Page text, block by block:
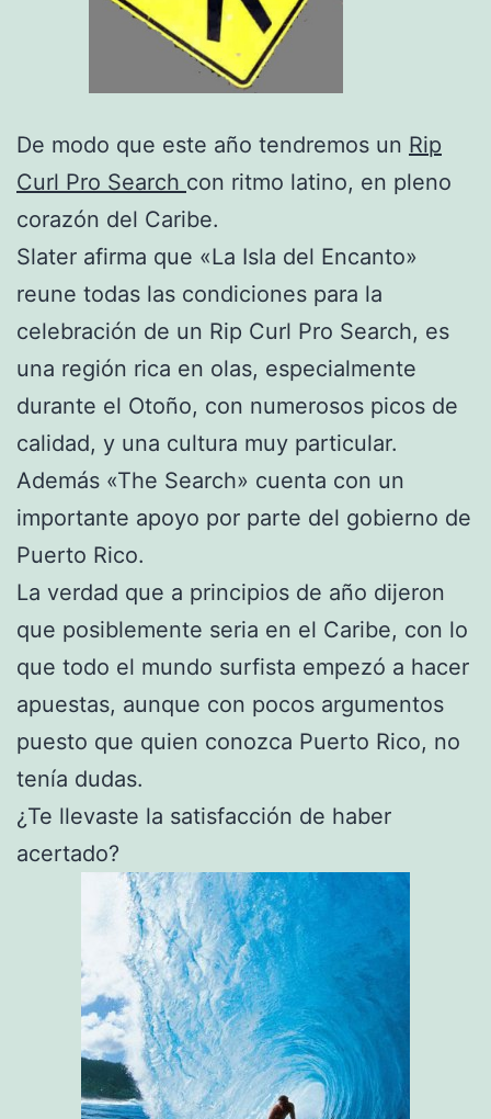
De modo que este año tendremos un Rip
Curl Pro Search con ritmo latino, en pleno
corazón del Caribe.
Slater afirma que «La Isla del Encanto»
reune todas las condiciones para la
celebración de un Rip Curl Pro Search, es
una región rica en olas, especialmente
durante el Otoño, con numerosos picos de
calidad, y una cultura muy particular.
Además «The Search» cuenta con un
importante apoyo por parte del gobierno de
Puerto Rico.
La verdad que a principios de año dijeron
que posiblemente seria en el Caribe, con lo
que todo el mundo surfista empezó a hacer
apuestas, aunque con pocos argumentos
puesto que quien conozca Puerto Rico, no
tenía dudas.
¿Te llevaste la satisfacción de haber
acertado?